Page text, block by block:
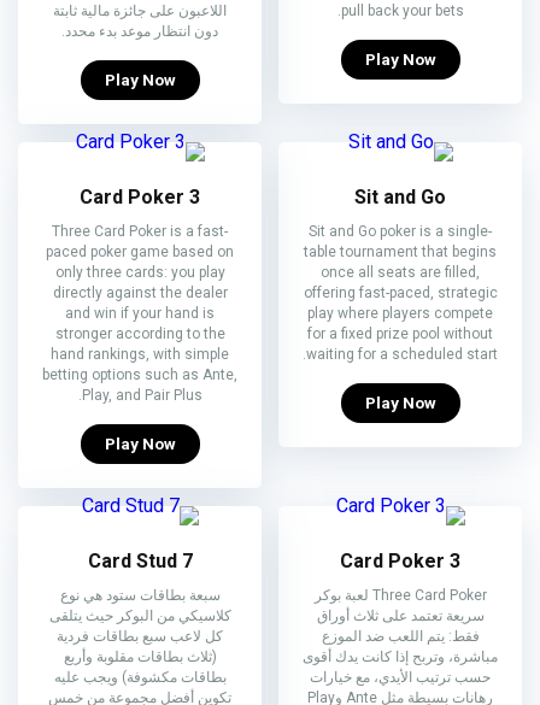
pull back your bets.
Play Now
اللاعبون على جائزة مالية ثابتة
دون انتظار موعد بدء محدد.
Play Now
Sit and Go
Sit and Go poker is a single-
table tournament that begins
once all seats are filled,
offering fast-paced, strategic
play where players compete
for a fixed prize pool without
waiting for a scheduled start.
Play Now
3 Card Poker
Three Card Poker is a fast-
paced poker game based on
only three cards: you play
directly against the dealer
and win if your hand is
stronger according to the
hand rankings, with simple
betting options such as Ante,
Play, and Pair Plus.
Play Now
3 Card Poker
Three Card Poker لعبة بوكر
سريعة تعتمد على ثلاث أوراق
فقط: يتم اللعب ضد الموزع
مباشرة، وتربح إذا كانت يدك أقوى
حسب ترتيب الأيدي، مع خيارات
رهانات بسيطة مثل Ante وPlay
7 Card Stud
سبعة بطاقات ستود هي نوع
كلاسيكي من البوكر حيث يتلقى
كل لاعب سبع بطاقات فردية
(ثلاث بطاقات مقلوبة وأربع
بطاقات مكشوفة) ويجب عليه
تكوين أفضل مجموعة من خمس